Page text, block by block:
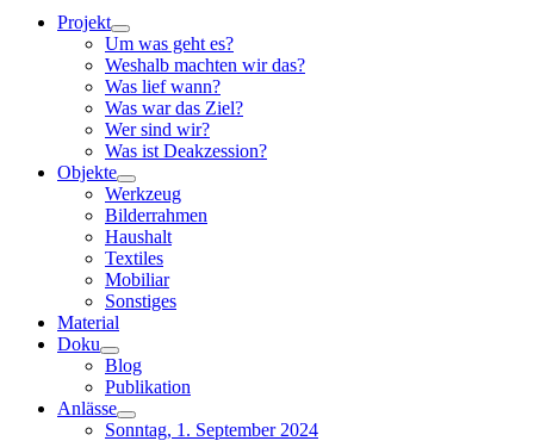
Projekt
Um was geht es?
Weshalb machten wir das?
Was lief wann?
Was war das Ziel?
Wer sind wir?
Was ist Deakzession?
Objekte
Werkzeug
Bilderrahmen
Haushalt
Textiles
Mobiliar
Sonstiges
Material
Doku
Blog
Publikation
Anlässe
Sonntag, 1. September 2024